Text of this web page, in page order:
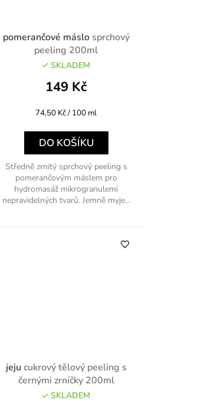
pomerančové máslo sprchový
peeling 200ml
SKLADEM
149 Kč
Měrná
74,50 Kč / 100 ml
DO KOŠÍKU
Středně zrnitý sprchový peeling s
pomerančovým máslem pro
hydromasáž mikrogranulemi
nepravidelných tvarů. Jemně myje...
jeju cukrový tělový peeling s
černými zrníčky 200ml
SKLADEM